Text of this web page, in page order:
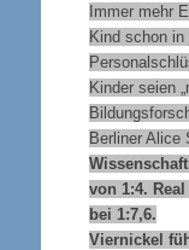
Immer mehr
Kind schon in
Kinder seien
Berliner Alice
von 1:4.
bei 1:7,6.
Viernickel